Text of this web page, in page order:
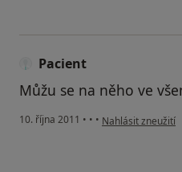
Pacient
Můžu se na něho ve
10. října 2011 • • • podle názoru
Nahlásit zneužití